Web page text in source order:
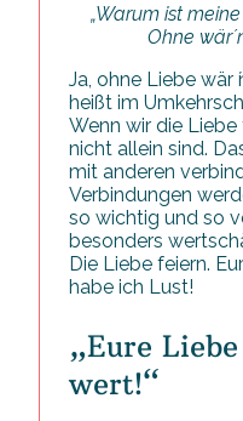
„Warum ist
Ohne
Ja, ohne Liebe wär
heißt im
Wenn wir die Liebe
nicht allein sind.
mit anderen
Verbindungen
so wichtig und so
besonders
Die Liebe feiern.
habe ich Lust!
„Eure
wert!“